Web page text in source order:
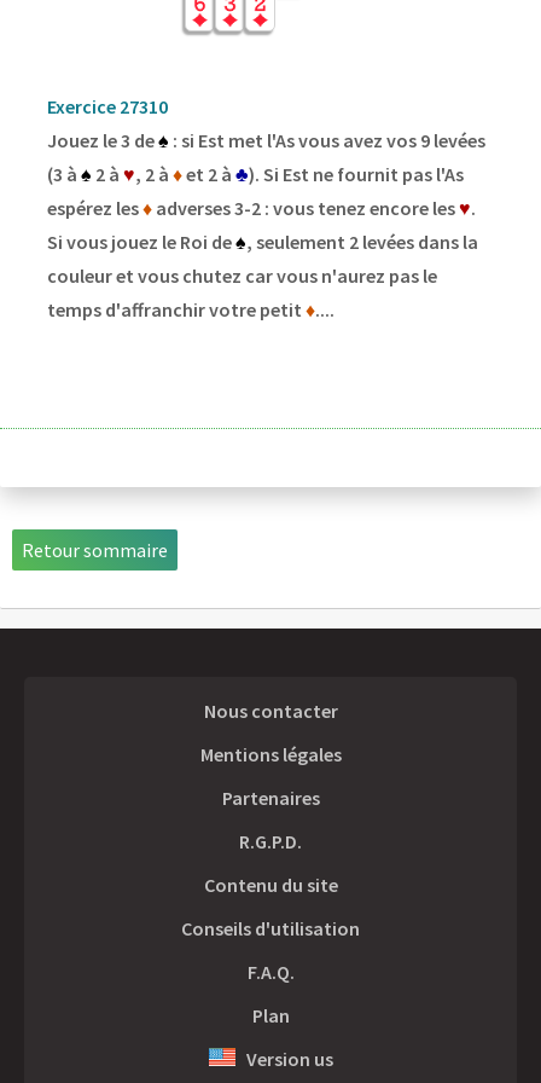
Exercice 27310
Jouez le 3 de♠ : si Est met l'As vous avez vos 9 levées
(3 à ♠ 2 à ♥, 2 à ♦et 2 à ♣). Si Est ne fournit pas l'As
espérez les♦adverses 3-2 : vous tenez encore les♥.
Si vous jouez le Roi de♠, seulement 2 levées dans la
couleur et vous chutez car vous n'aurez pas le
temps d'affranchir votre petit ♦....
Retour sommaire
Nous contacter
Mentions légales
Partenaires
R.G.P.D.
Contenu du site
Conseils d'utilisation
F.A.Q.
Plan
Version us